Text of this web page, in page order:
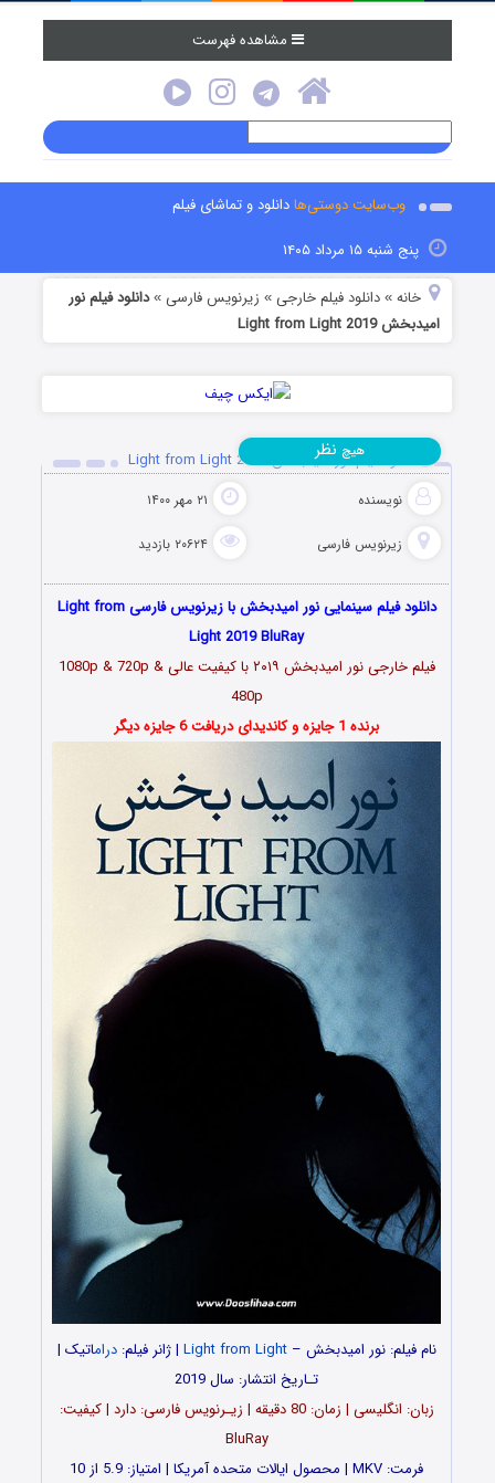
مشاهده فهرست
وب‌سایت دوستی‌هادانلود و تماشای فیلم
پنج شنبه ۱۵ مرداد ۱۴۰۵
خانه »دانلود فیلم خارجی » زیرنویس فارسی »دانلود فیلم نور
امیدبخش Light from Light 2019
دانلود فیلم نور امیدبخش Light from Light 2019
نویسنده ۲۱ مهر ۱۴۰۰
زیرنویس فارسی ۲۰۶۲۴ بازدید
هیچ نظر
دانلود فیلم سینمایی نور امیدبخش با زیرنویس فارسی Light from
Light 2019 BluRay
فیلم خارجی نور امیدبخش ۲۰۱۹ با کیفیت عالی 1080p & 720p &
480p
برنده 1 جایزه و کاندیدای دریافت 6 جایزه دیگر
نام فیلم: نور امیدبخش –Light from Light | ژانر فیلم:دراماتیک |
تـاریخ انتشار: سال 2019
زبان: انگلیسی | زمان: 80 دقیقه | زیـرنویس فارسی: دارد | کیفیت:
BluRay
فرمت: MKV | محصول ایالات متحده آمریکا | امتیاز: 5.9 از 10